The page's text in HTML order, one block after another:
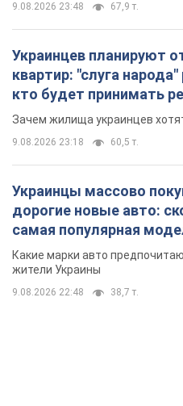
9.08.2026 23:48 67,9 т.
Украинцев планируют
квартир: "слуга народа"
кто будет принимать
сносе домов
Зачем жилища украинцев
9.08.2026 23:18 60,5 т.
Украинцы массово
дорогие новые авто:
самая популярная
Какие марки авто
жители Украины
9.08.2026 22:48 38,7 т.